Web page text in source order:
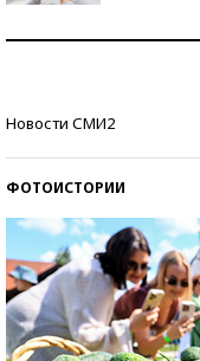
Новости СМИ2
ФОТОИСТОРИИ